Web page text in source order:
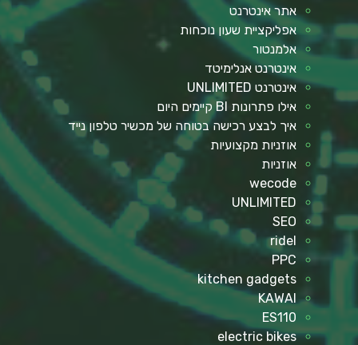
אתר אינטרנט
אפליקציית שעון נוכחות
אלמנטור
אינטרנט אנלימיטד
אינטרנט UNLIMITED
אילו פתרונות BI קיימים היום
איך לבצע רכישה בטוחה של מכשיר טלפון נייד
אוזניות מקצועיות
אוזניות
wecode
UNLIMITED
SEO
ridel
PPC
kitchen gadgets
KAWAI
ES110
electric bikes